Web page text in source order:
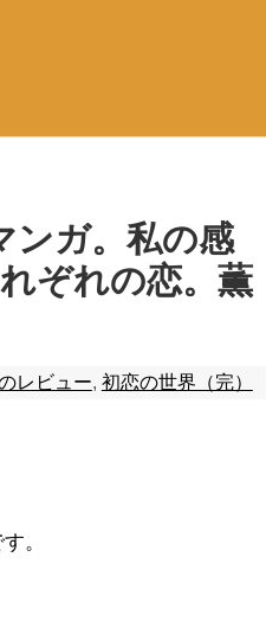
ガ。私の感
ぞれの恋。薫
レビュー, 初恋の世界（完）
。